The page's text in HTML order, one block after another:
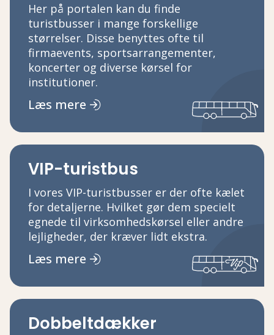
Her på portalen kan du finde
turistbusser i mange forskellige
størrelser. Disse benyttes ofte til
firmaevents, sportsarrangementer,
koncerter og diverse kørsel for
institutioner.
Læs mere
VIP-turistbus
I vores VIP-turistbusser er der ofte kælet
for detaljerne. Hvilket gør dem specielt
egnede til virksomhedskørsel eller andre
lejligheder, der kræver lidt ekstra.
Læs mere
Dobbeltdækker